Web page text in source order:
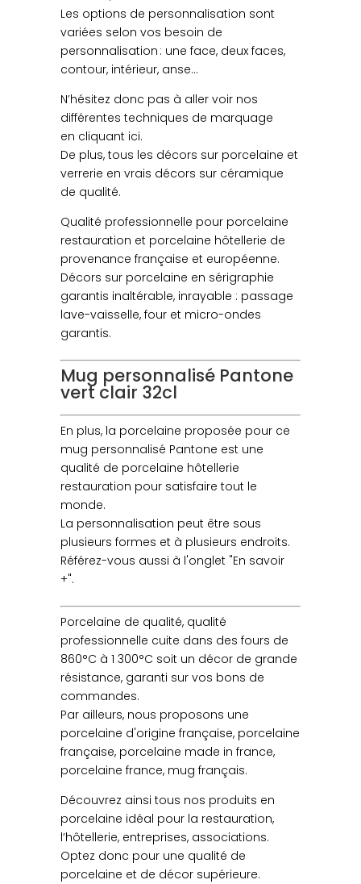
Les options de personnalisation sont
variées selon vos besoin de
personnalisation : une face, deux faces,
contour, intérieur, anse…
N’hésitez donc pas à aller voir nos
différentes techniques de marquage
en cliquant ici.
De plus, tous les décors sur porcelaine et
verrerie en vrais décors sur céramique
de qualité.
Qualité professionnelle pour porcelaine
restauration et porcelaine hôtellerie de
provenance française et européenne.
Décors sur porcelaine en sérigraphie
garantis inaltérable, inrayable : passage
lave-vaisselle, four et micro-ondes
garantis.
Mug personnalisé Pantone
vert clair 32cl
En plus, la porcelaine proposée pour ce
mug personnalisé Pantone est une
qualité de porcelaine hôtellerie
restauration pour satisfaire tout le
monde.
La personnalisation peut être sous
plusieurs formes et à plusieurs endroits.
Référez-vous aussi à l'onglet "En savoir
+".
Porcelaine de qualité, qualité
professionnelle cuite dans des fours de
860°C à 1 300°C soit un décor de grande
résistance, garanti sur vos bons de
commandes.
Par ailleurs, nous proposons une
porcelaine d'origine française, porcelaine
française, porcelaine made in france,
porcelaine france, mug français.
Découvrez ainsi tous nos produits en
porcelaine idéal pour la restauration,
l’hôtellerie, entreprises, associations.
Optez donc pour une qualité de
porcelaine et de décor supérieure.